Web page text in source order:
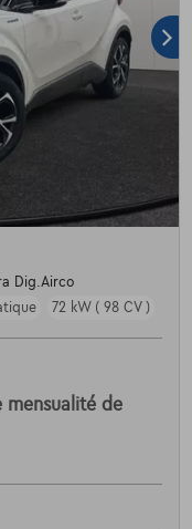
Dig.Airco
72 kW ( 98 CV )
mensualité de